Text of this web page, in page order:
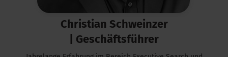
Christian Schweinzer
| Geschäftsführer